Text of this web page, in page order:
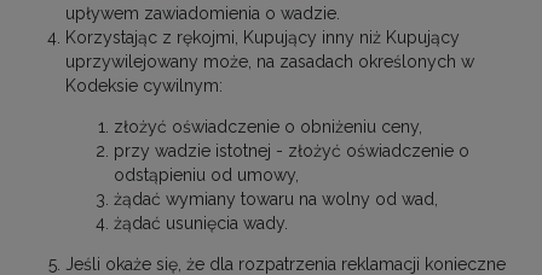
upływem zawiadomienia o wadzie.
Korzystając z rękojmi, Kupujący inny niż Kupujący
uprzywilejowany może, na zasadach określonych w
Kodeksie cywilnym:
złożyć oświadczenie o obniżeniu ceny,
przy wadzie istotnej - złożyć oświadczenie o
odstąpieniu od umowy,
żądać wymiany towaru na wolny od wad,
żądać usunięcia wady.
Jeśli okaże się, że dla rozpatrzenia reklamacji konieczne